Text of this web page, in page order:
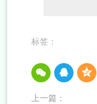
标签：
上一篇：